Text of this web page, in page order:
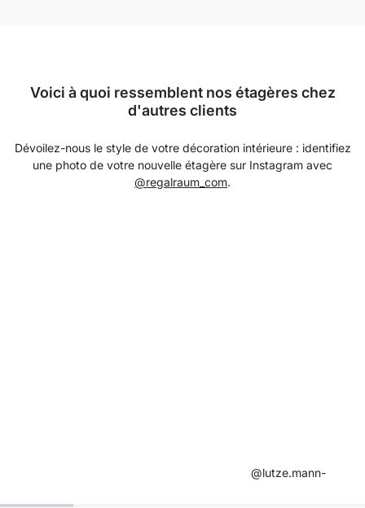
Voici à quoi ressemblent nos étagères chez
d'autres clients
Dévoilez-nous le style de votre décoration intérieure : identifiez
une photo de votre nouvelle étagère sur Instagram avec
@regalraum_com.
@lutze.mann-​